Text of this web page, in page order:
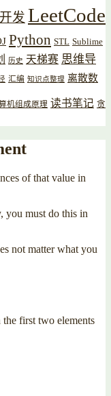
发 LeetCode
Python STL Sublime
历史 天梯赛 思维导
汇编 知识点整理 离散数
机组成原理 读书笔记 贪
of that value in
you must do this in
not matter what you
first two elements